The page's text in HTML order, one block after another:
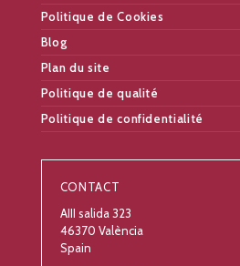
Politique de Cookies
Blog
Plan du site
Politique de qualité
Politique de confidentialité
CONTACT
AIII salida 323
46370 València
Spain